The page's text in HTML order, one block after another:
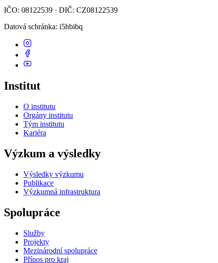
IČO: 08122539 · DIČ: CZ08122539
Datová schránka: i5hbibq
Institut
O institutu
Orgány institutu
Tým institutu
Kariéra
Výzkum a výsledky
Výsledky výzkumu
Publikace
Výzkumná infrastruktura
Spolupráce
Služby
Projekty
Mezinárodní spolupráce
Přínos pro kraj